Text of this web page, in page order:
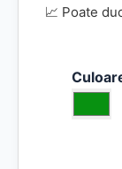
📈 Poate